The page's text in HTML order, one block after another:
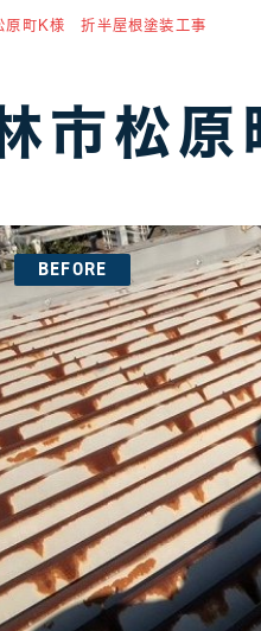
原町K様 折半屋根塗装工事
市松